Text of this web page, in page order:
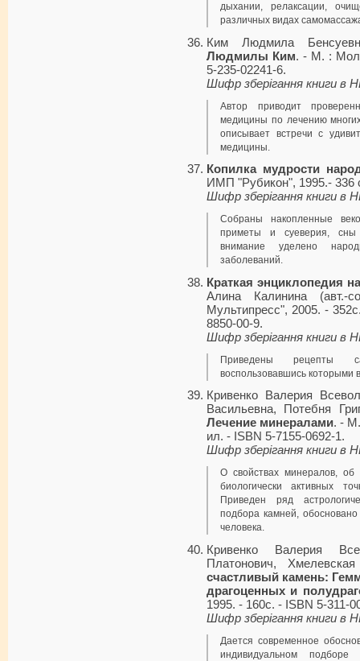
дыхании, релаксации,
различных видах
Ким Людмила
Людмилы Ким. - М. :
5-235-02241-6.
Шифр зберігання книги в
Автор приводит
медицины по лечению
описывает встречи с
медицины.
Копилка мудрости
ИМП "Рубикон", 1995.- 336
Шифр зберігання книги в
Собраны накопленные
приметы и суеверия, сны
внимание уделено
заболеваний.
Краткая энциклопедия
Алина Калинина
Мультипресс", 2005. -
8850-00-9.
Шифр зберігання книги в
Приведены рецепты
воспользовавшись которыми
Кривенко Валерия
Васильевна, Потебня
Лечение минералами. -
ил. - ISBN 5-7155-0692-1.
Шифр зберігання книги в
О свойствах минералов, об
биологически активных
Приведен ряд
подбора камней,
человека.
Кривенко Валерия
Платонович,
счастливый камень:
драгоценных и
1995. - 160с. - ISBN 5-311-
Шифр зберігання книги в
Дается современное
индивидуальном